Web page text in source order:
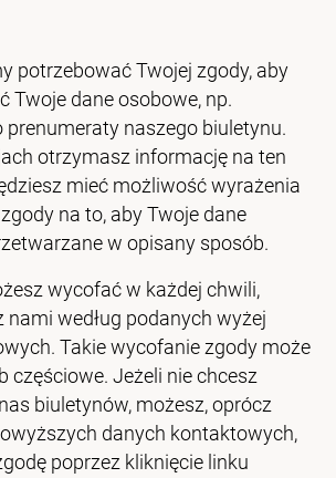
potrzebować Twojej zgody, aby
Twoje dane osobowe, np.
prenumeraty naszego biuletynu.
otrzymasz informację na ten
mieć możliwość wyrażenia
na to, aby Twoje dane
w opisany sposób.
wycofać w każdej chwili,
nami według podanych wyżej
Takie wycofanie zgody może
częściowe. Jeżeli nie chcesz
biuletynów, możesz, oprócz
danych kontaktowych,
poprzez kliknięcie linku